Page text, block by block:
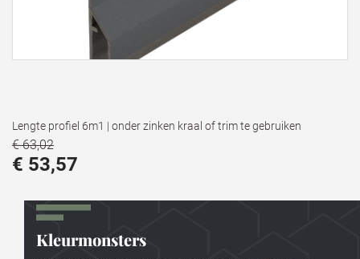
Lengte profiel 6m1 | onder zinken kraal of trim te gebruiken
€ 63,02
€ 53,57
Kleurmonsters